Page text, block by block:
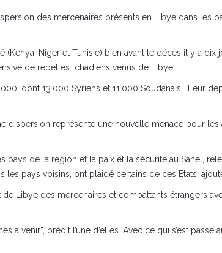
des mercenaires présents en Libye dans les
Niger et Tunisie) bien avant le décès il y a dix
de rebelles tchadiens venus de Libye.
dont 13.000 Syriens et 11.000 Soudanais”. Leur
dispersion représente une nouvelle menace pour les
pays de la région et la paix et la sécurité au Sahel,
pays voisins, ont plaidé certains de ces Etats,
Libye des mercenaires et combattants étrangers
venir”, prédit l’une d’elles. Avec ce qui s’est passé